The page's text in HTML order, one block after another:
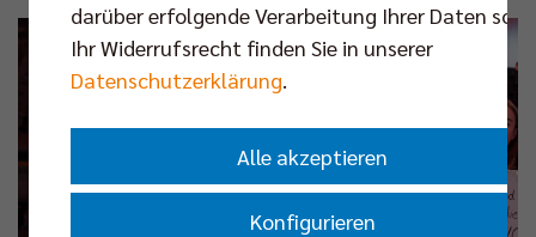
darüber erfolgende Verarbeitung Ihrer Daten
Ihr Widerrufsrecht finden Sie in unserer
Datenschutzerklärung.
Alle akzeptieren
Konfigurieren